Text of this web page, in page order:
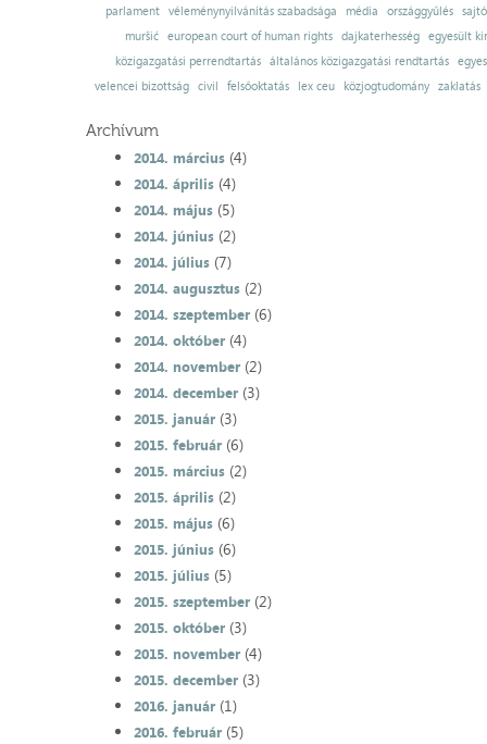
parlament véleménynyilvánítás szabadsága média országgyűlés
muršić
european court of human rights dajkaterhesség
egyesült
közigazgatási perrendtartás
általános közigazgatási rendtartás
velencei bizottság
civil felsőoktatás lex ceu közjogtudomány zaklatás
Archívum
2014. március(4)
2014. április(4)
2014. május(5)
2014. június(2)
2014. július(7)
2014. augusztus(2)
2014. szeptember(6)
2014. október(4)
2014. november(2)
2014. december(3)
2015. január(3)
2015. február(6)
2015. március(2)
2015. április(2)
2015. május(6)
2015. június(6)
2015. július(5)
2015. szeptember(2)
2015. október(3)
2015. november(4)
2015. december(3)
2016. január(1)
2016. február(5)